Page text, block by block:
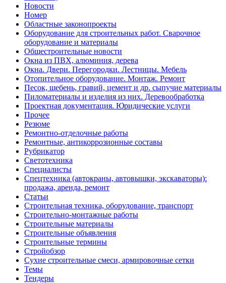
Новости
Номер
Областные законопроекты
Оборудование для строительных работ. Сварочное
оборудование и материалы
Общестроительные новости
Окна из ПВХ, алюминия, дерева
Окна. Двери. Перегородки. Лестницы. Мебель
Отопительное оборудование. Монтаж. Ремонт
Песок, щебень, гравий, цемент и др. сыпучие материалы
Пиломатериалы и изделия из них. Деревообработка
Проектная документация. Юридические услуги
Прочее
Резюме
Ремонтно-отделочные работы
Ремонтные, антикоррозионные составы
Рубрикатор
Светотехника
Специалисты
Спецтехника (автокраны, автовышки, экскаваторы):
продажа, аренда, ремонт
Статьи
Строительная техника, оборудование, транспорт
Строительно-монтажные работы
Строительные материалы
Строительные объявления
Строительные термины
Стройобзор
Сухие строительные смеси, армировочные сетки
Темы
Тендеры